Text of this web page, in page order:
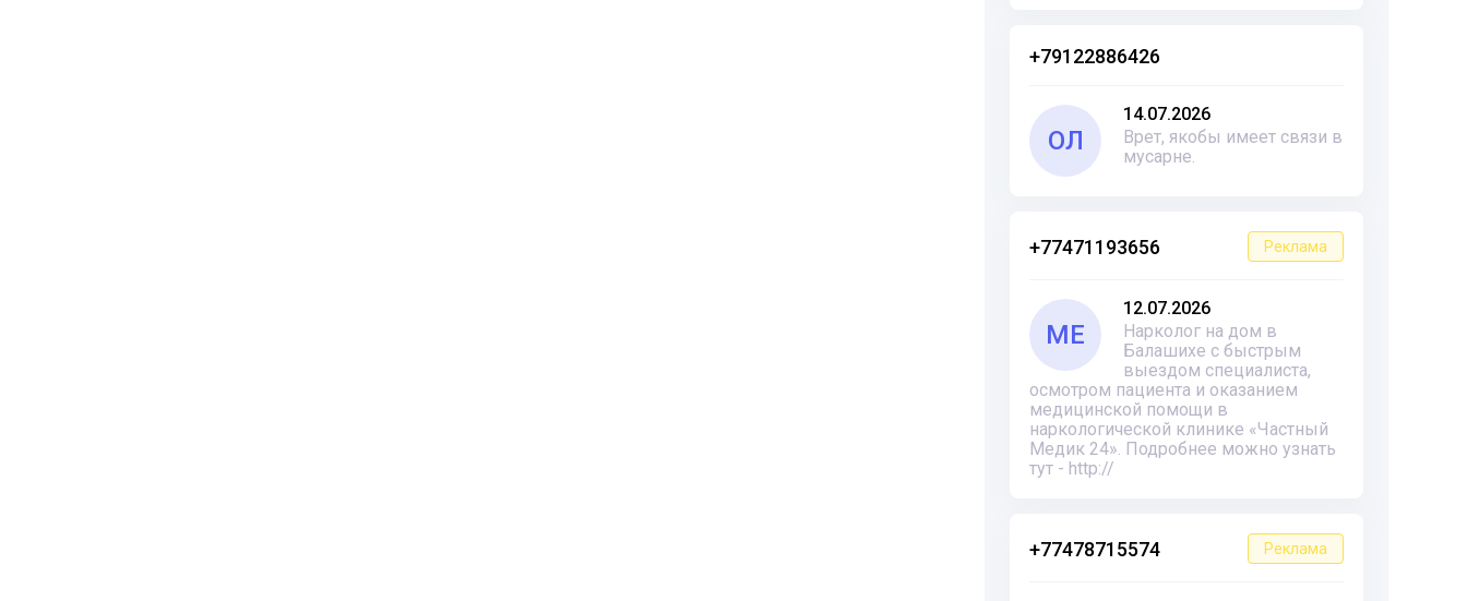
+79122886426
ОЛ
14.07.2026
Врет, якобы имеет связи в
мусарне.
+77471193656 Реклама
ME
12.07.2026
Нарколог на дом в
Балашихе с быстрым
выездом специалиста,
осмотром пациента и оказанием
медицинской помощи в
наркологической клинике «Частный
Медик 24». Подробнее можно узнать
тут - http://
+77478715574 Реклама